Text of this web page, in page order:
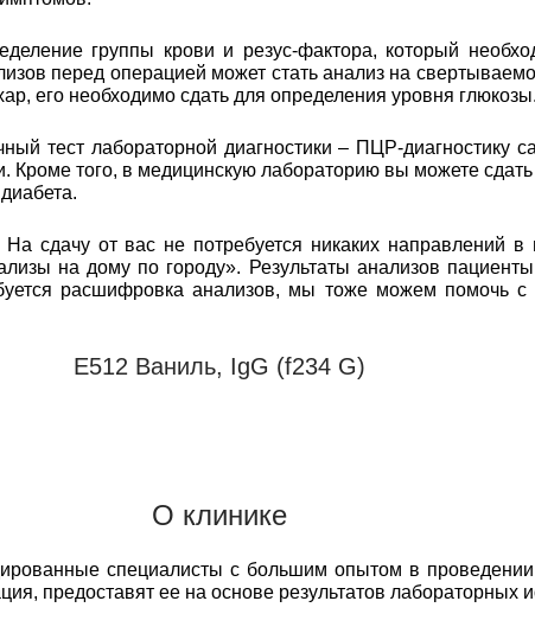
группы крови и резус-фактора, который
перед операцией может стать анализ на
его необходимо сдать для определения уровня глюкозы.
тест лабораторной диагностики – ПЦР-диагностику
Кроме того, в медицинскую лабораторию вы можете
сдачу от вас не потребуется никаких направлений в
на дому по городу». Результаты анализов
расшифровка анализов, мы тоже можем помочь
Е512 Ваниль, IgG (f234 G)
О клинике
специалисты с большим опытом в
предоставят ее на основе результатов лабораторных